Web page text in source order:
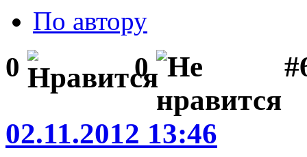
По автору
0 0
02.11.2012 13:46